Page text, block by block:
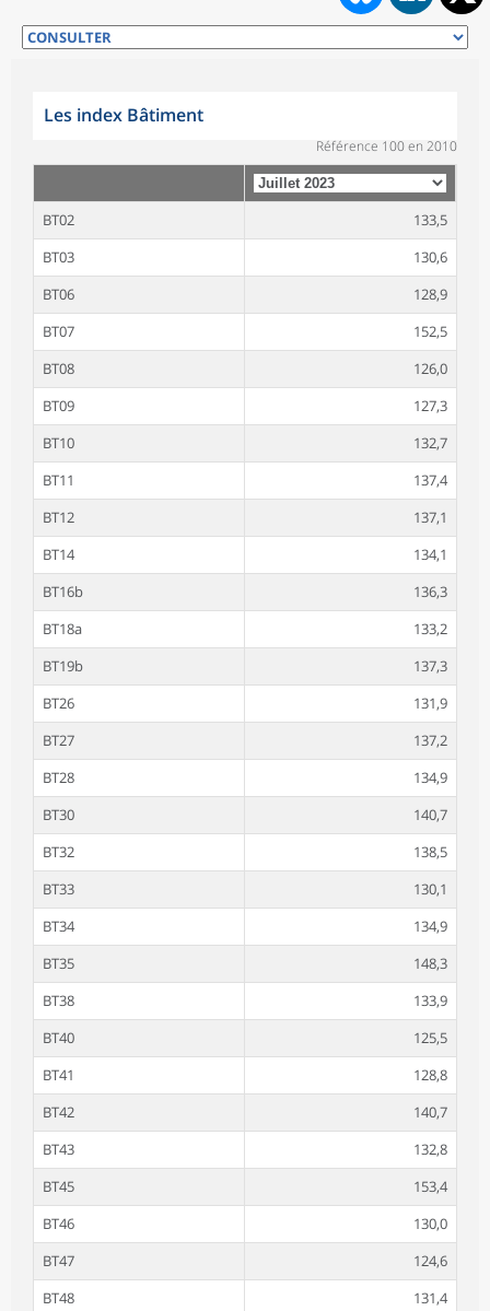
Les index Bâtiment
Référence 100 en 2010
BT02
133,5
BT03
130,6
BT06
128,9
BT07
152,5
BT08
126,0
BT09
127,3
BT10
132,7
BT11
137,4
BT12
137,1
BT14
134,1
BT16b
136,3
BT18a
133,2
BT19b
137,3
BT26
131,9
BT27
137,2
BT28
134,9
BT30
140,7
BT32
138,5
BT33
130,1
BT34
134,9
BT35
148,3
BT38
133,9
BT40
125,5
BT41
128,8
BT42
140,7
BT43
132,8
BT45
153,4
BT46
130,0
BT47
124,6
BT48
131,4